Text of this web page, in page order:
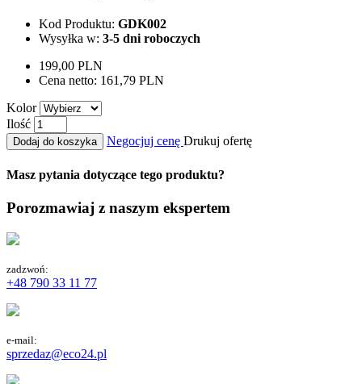
Kod Produktu: GDK002
Wysyłka w: 3-5 dni roboczych
199,00 PLN
Cena netto: 161,79 PLN
Kolor
Ilość
Dodaj do koszyka Negocjuj cenę Drukuj ofertę
Masz pytania dotyczące tego produktu?
Porozmawiaj z naszym ekspertem
zadzwoń:
+48 790 33 11 77
e-mail:
sprzedaz@eco24.pl